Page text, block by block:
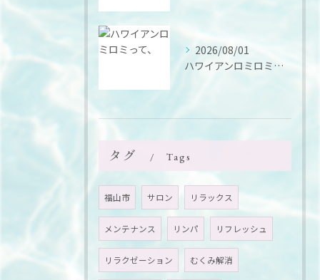
2026/08/01
ハワイアンロミロミって、
タグ Tags
福山市 サロン リラックス
メンテナンス リンパ リフレッシュ
リラクゼーション むくみ解消